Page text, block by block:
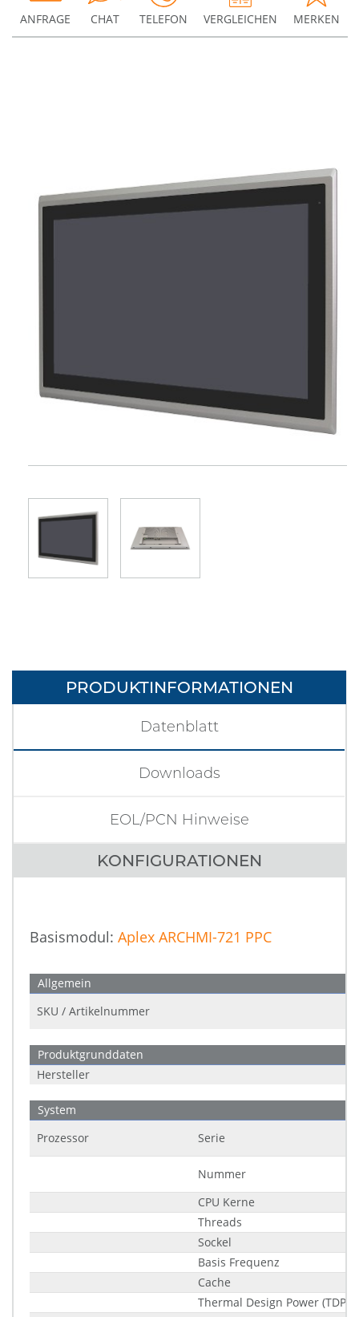
ANFRAGE CHAT TELEFON VERGLEICHEN MERKEN
PRODUKTINFORMATIONEN
KONFIGURATIONEN
Datenblatt
Downloads
EOL/PCN Hinweise
Basismodul: Aplex ARCHMI-721 PPC
Allgemein
SKU / Artikelnummer
Produktgrunddaten
Hersteller
System
Prozessor
Serie
Nummer
CPU Kerne
Threads
Sockel
Basis Frequenz
Cache
Thermal Design Power (TDP)